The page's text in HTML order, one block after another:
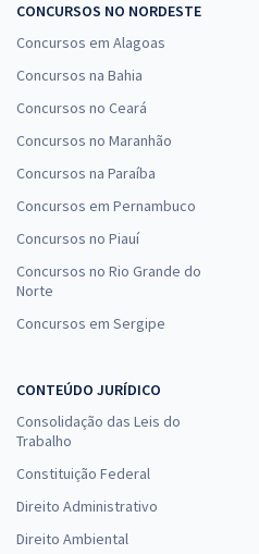
CONCURSOS NO NORDESTE
Concursos em Alagoas
Concursos na Bahia
Concursos no Ceará
Concursos no Maranhão
Concursos na Paraíba
Concursos em Pernambuco
Concursos no Piauí
Concursos no Rio Grande do
Norte
Concursos em Sergipe
CONTEÚDO JURÍDICO
Consolidação das Leis do
Trabalho
Constituição Federal
Direito Administrativo
Direito Ambiental